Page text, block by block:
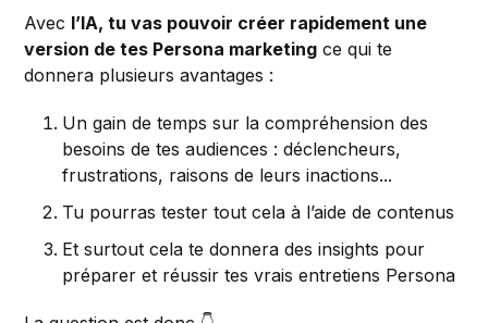
Avec l’IA, tu vas pouvoir créer rapidement une
version de tes Persona marketing ce qui te
donnera plusieurs avantages :
Un gain de temps sur la compréhension des
besoins de tes audiences : déclencheurs,
frustrations, raisons de leurs inactions...
Tu pourras tester tout cela à l’aide de contenus
Et surtout cela te donnera des insights pour
préparer et réussir tes vrais entretiens Persona